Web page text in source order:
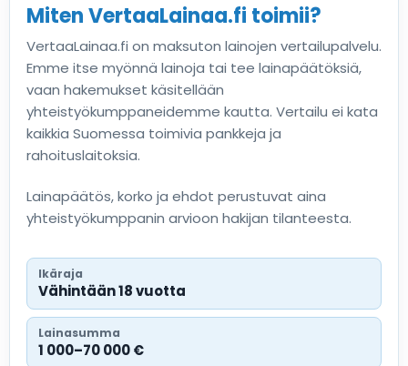
Miten VertaaLainaa.fi toimii?
VertaaLainaa.fi on maksuton lainojen vertailupalvelu.
Emme itse myönnä lainoja tai tee lainapäätöksiä,
vaan hakemukset käsitellään
yhteistyökumppaneidemme kautta. Vertailu ei kata
kaikkia Suomessa toimivia pankkeja ja
rahoituslaitoksia.
Lainapäätös, korko ja ehdot perustuvat aina
yhteistyökumppanin arvioon hakijan tilanteesta.
Ikäraja
Vähintään 18 vuotta
Lainasumma
1 000–70 000 €